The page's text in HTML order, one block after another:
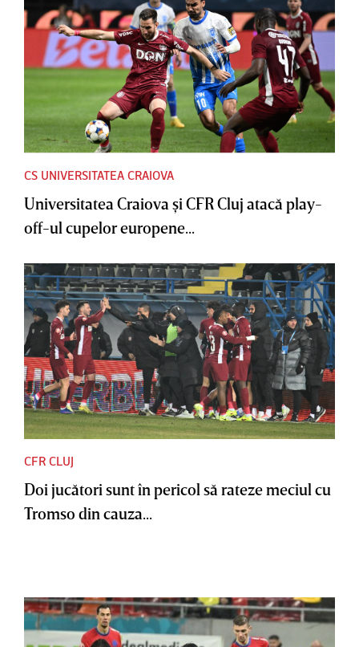
CS UNIVERSITATEA CRAIOVA
Universitatea Craiova şi CFR Cluj atacă play-
off-ul cupelor europene...
CFR CLUJ
Doi jucători sunt în pericol să rateze meciul cu
Tromso din cauza...